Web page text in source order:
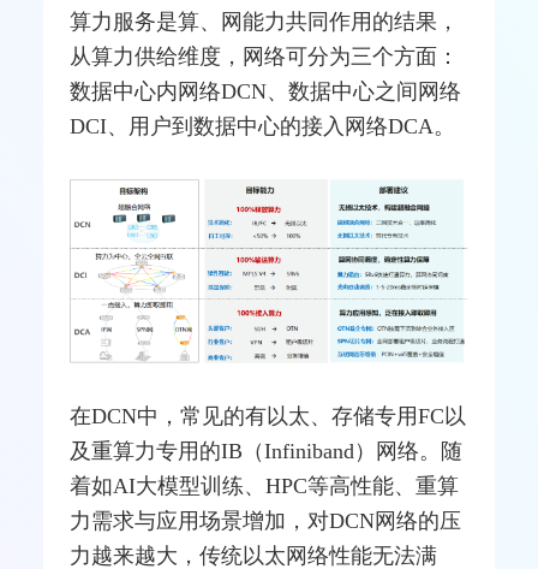
算力服务是算、网能力共同作用的结果，
从算力供给维度，网络可分为三个方面：
数据中心内网络DCN、数据中心之间网络
DCI、用户到数据中心的接入网络DCA。
在DCN中，常见的有以太、存储专用FC以
及重算力专用的IB（Infiniband）网络。随
着如AI大模型训练、HPC等高性能、重算
力需求与应用场景增加，对DCN网络的压
力越来越大，传统以太网络性能无法满